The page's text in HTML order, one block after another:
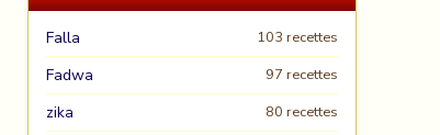
Falla 103 recettes
Fadwa 97 recettes
zika 80 recettes